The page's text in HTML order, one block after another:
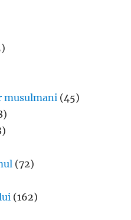
musulmani (45)
(72)
(162)